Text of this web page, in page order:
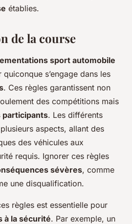
établies.
de la course
sport automobile
s’engage dans les
. Ces règles garantissent non
des compétitions mais
participants. Les différents
aspects, allant des
des véhicules aux
requis. Ignorer ces règles
sévères, comme
une disqualification.
règles est essentielle pour
à la sécurité. Par exemple, un